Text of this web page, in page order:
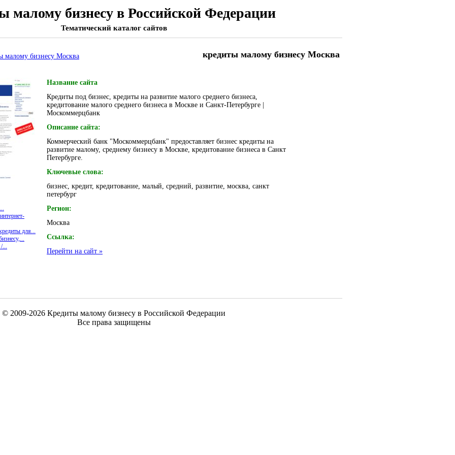
малому бизнесу в Российской Федерации
Тематический каталог сайтов
малому бизнесу Москва
кредиты малому бизнесу Москва
для...
Название сайта
Кредиты под бизнес, кредиты на развитие малого среднего бизнеса,
кредитование малого среднего бизнеса в Москве и Санкт-Петербурге |
Москоммерцбанк
Описание сайта:
Коммерческий банк "Москоммерцбанк" предоставляет бизнес кредиты на
развитие малому, среднему бизнесу в Москве, кредитование бизнеса в Санкт
Петербурге.
Ключевые слова:
бизнес, кредит, кредитование, малый, средний, развитие, москва, санкт
петербург
Регион:
Москва
Ссылка:
Перейти на сайт »
© 2009-2026 Кредиты малому бизнесу в Российской Федерации
Все права защищены